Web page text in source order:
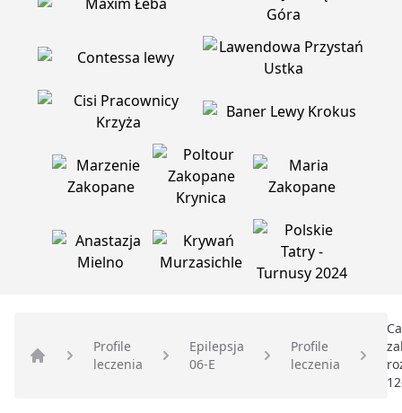
Strona główna
Profile
leczenia
Epilepsja
06-E
Profile
leczenia